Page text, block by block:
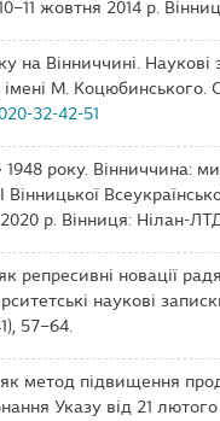
жовтня 2014 р.
на Вінниччині. Наукові
М. Коцюбинського.
32-42-51
року. Вінниччина:
р. Вінниця: Нілан-
репресивні новації
наукові
57–64.
метод підвищення
Указу від 21